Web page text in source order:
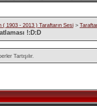
( 1903 - 2013 ) Taraftarın Sesi >
!:D:D
Tartışılır.